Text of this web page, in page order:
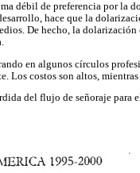
débil de preferencia por
hace que la
De hecho, la
en algunos círculos
Los costos son altos,
del flujo de señoraje